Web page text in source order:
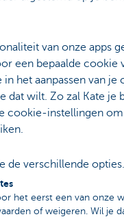
van onze apps
een bepaalde cookie
in het aanpassen van je
dat wilt. Zo zal Kate je
cookie-instellingen
de verschillende opties.
het eerst een van onze
of weigeren. Wil je